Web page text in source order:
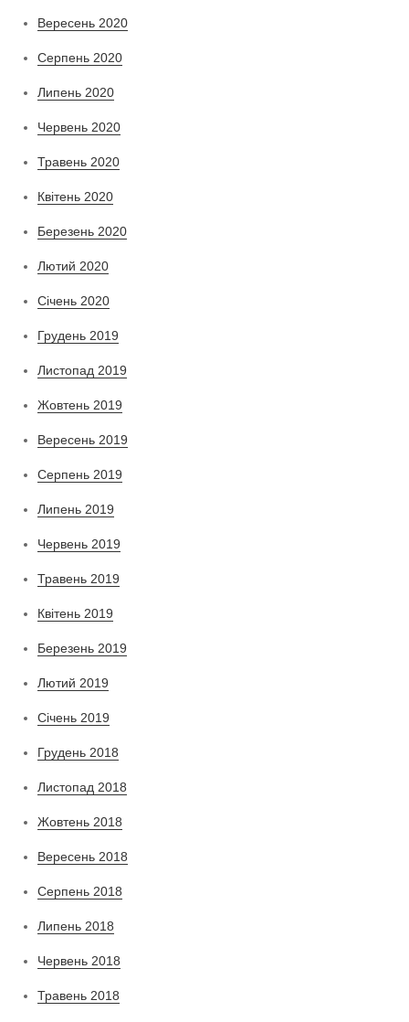
Вересень 2020
Серпень 2020
Липень 2020
Червень 2020
Травень 2020
Квітень 2020
Березень 2020
Лютий 2020
Січень 2020
Грудень 2019
Листопад 2019
Жовтень 2019
Вересень 2019
Серпень 2019
Липень 2019
Червень 2019
Травень 2019
Квітень 2019
Березень 2019
Лютий 2019
Січень 2019
Грудень 2018
Листопад 2018
Жовтень 2018
Вересень 2018
Серпень 2018
Липень 2018
Червень 2018
Травень 2018